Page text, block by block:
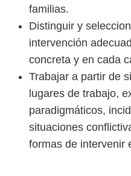
familias.
Distinguir y
intervención
concreta y en cada
Trabajar a partir de
lugares de trabajo,
paradigmáticos,
situaciones
formas de intervenir